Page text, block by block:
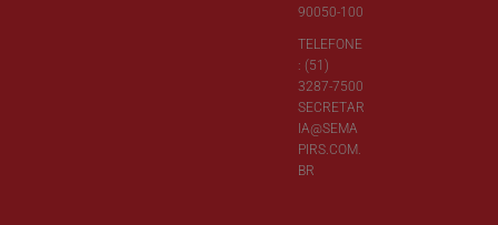
90050-100
TELEFONE
: (51)
3287-7500
SECRETAR
IA@SEMA
PIRS.COM.
BR